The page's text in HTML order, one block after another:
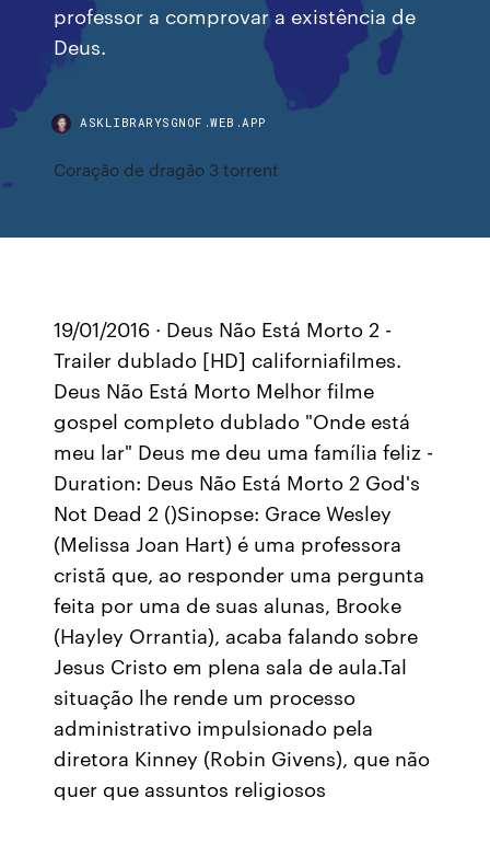
professor a comprovar a existência de
Deus.
ASKLIBRARYSGNOF.WEB.APP
Coração de dragão 3 torrent
19/01/2016 · Deus Não Está Morto 2 -
Trailer dublado [HD] californiafilmes.
Deus Não Está Morto Melhor filme
gospel completo dublado "Onde está
meu lar" Deus me deu uma família feliz -
Duration: Deus Não Está Morto 2 God's
Not Dead 2 ()Sinopse: Grace Wesley
(Melissa Joan Hart) é uma professora
cristã que, ao responder uma pergunta
feita por uma de suas alunas, Brooke
(Hayley Orrantia), acaba falando sobre
Jesus Cristo em plena sala de aula.Tal
situação lhe rende um processo
administrativo impulsionado pela
diretora Kinney (Robin Givens), que não
quer que assuntos religiosos